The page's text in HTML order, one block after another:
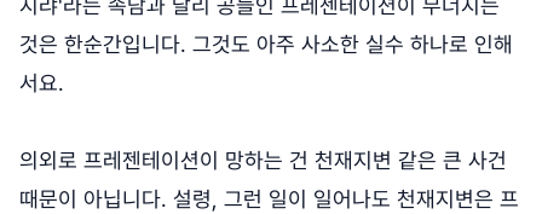
지랴'라는 속담과 달리 공들인 프레젠테이션이 무너지는
것은 한순간입니다. 그것도 아주 사소한 실수 하나로 인해
서요.
의외로 프레젠테이션이 망하는 건 천재지변 같은 큰 사건
때문이 아닙니다. 설령, 그런 일이 일어나도 천재지변은 프